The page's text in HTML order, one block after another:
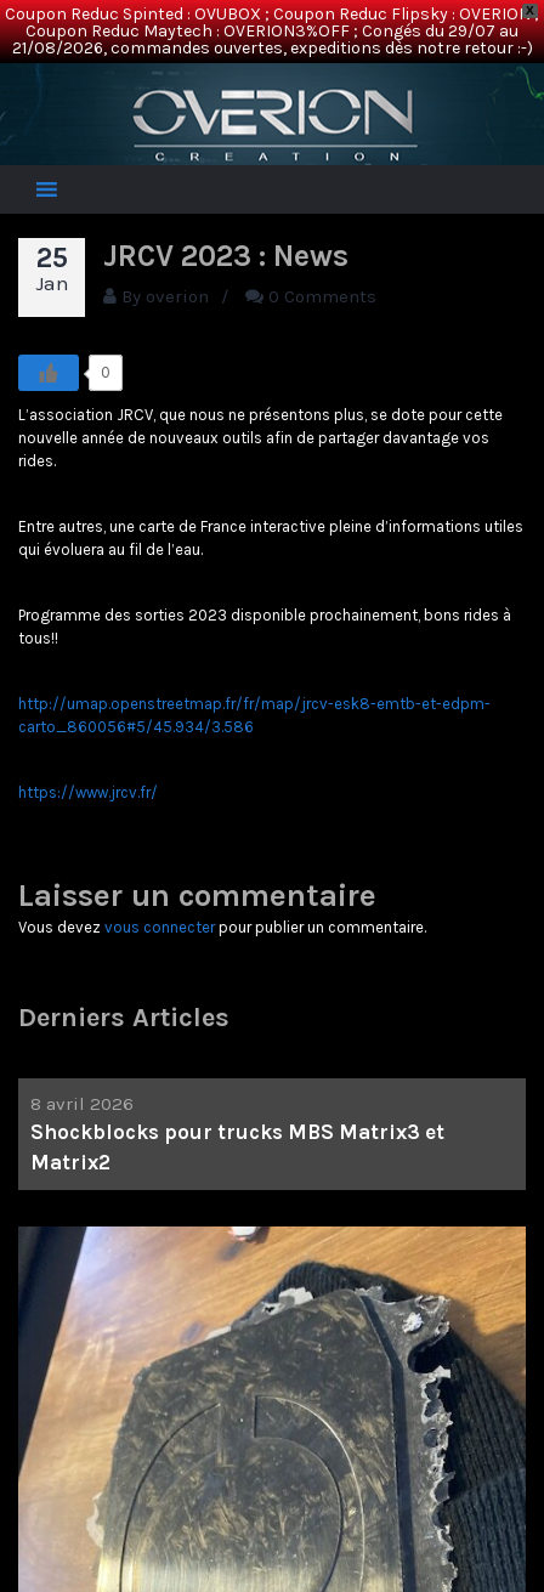
X
Coupon Reduc Spinted : OVUBOX ; Coupon Reduc Flipsky : OVERION ;
Coupon Reduc Maytech : OVERION3%OFF ; Congés du 29/07 au
21/08/2026, commandes ouvertes, expeditions dès notre retour :-)
Overion
Electric Mountainboards
25
Jan
JRCV 2023 : News
By overion / 0 Comments
0
L’association JRCV, que nous ne présentons plus, se dote pour cette
nouvelle année de nouveaux outils afin de partager davantage vos
rides.
Entre autres, une carte de France interactive pleine d’informations utiles
qui évoluera au fil de l’eau.
Programme des sorties 2023 disponible prochainement, bons rides à
tous!!
http://umap.openstreetmap.fr/fr/map/jrcv-esk8-emtb-et-edpm-
carto_860056#5/45.934/3.586
https://www.jrcv.fr/
Laisser un commentaire
Vous devez vous connecterpour publier un commentaire.
Derniers Articles
8 avril 2026
Shockblocks pour trucks MBS Matrix3 et
Matrix2